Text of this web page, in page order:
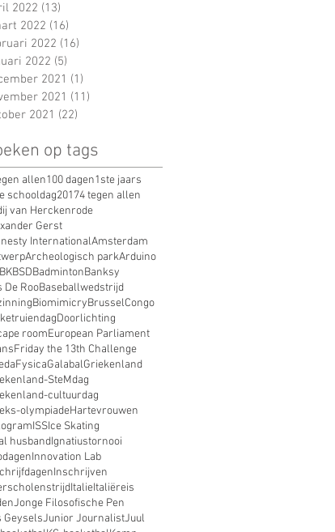
2022 (13)
2022 (16)
2022 (16)
2022 (5)
2021 (1)
2021 (11)
2021 (22)
op tags
allen100 dagen1ste jaars
schooldag20174 tegen allen
van Herckenrode
Gerst
InternationalAmsterdam
Archeologisch parkArduino
BKBSDBadmintonBanksy
De RooBaseballwedstrijd
BiomimicryBrusselCongo
Doorlichting
roomEuropean Parliament
Friday the 13th Challenge
FysicaGalabalGriekenland
SteMdag
cultuurdag
olympiadeHartevrouwen
ISSIce Skating
husbandIgnatiustornooi
Innovation Lab
Inschrijven
ItalieItaliëreis
Jonge Filosofische Pen
GeyselsJunior JournalistJuul